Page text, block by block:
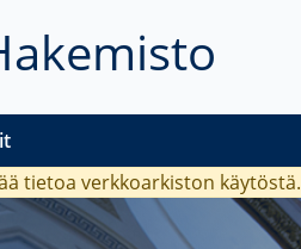
tietoa verkkoarkiston käytöstä.